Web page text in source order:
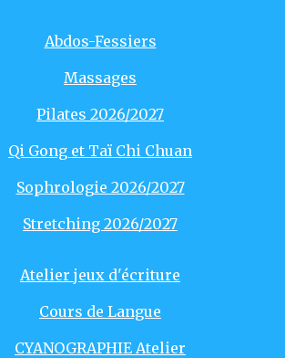
Abdos-Fessiers
Massages
Pilates 2026/2027
Qi Gong et Taï Chi Chuan
Sophrologie 2026/2027
Stretching 2026/2027
Atelier jeux d'écriture
Cours de Langue
CYANOGRAPHIE Atelier